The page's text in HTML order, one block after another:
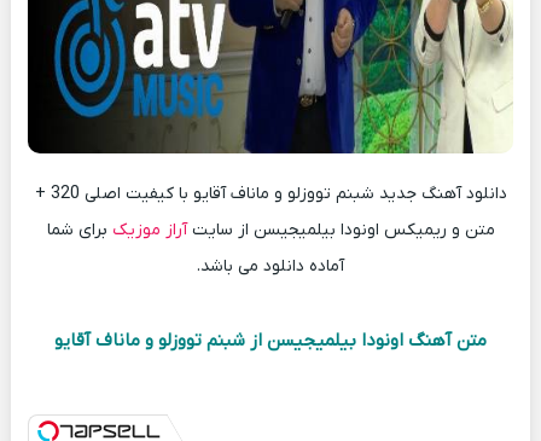
دانلود آهنگ جدید شبنم تووزلو و ماناف آقایو با کیفیت اصلی 320 +
متن و ریمیکس اونودا بیلمیجیسن از سایتآراز موزیک برای شما
آماده دانلود می باشد.
متن آهنگ اونودا بیلمیجیسن از شبنم تووزلو و ماناف آقایو